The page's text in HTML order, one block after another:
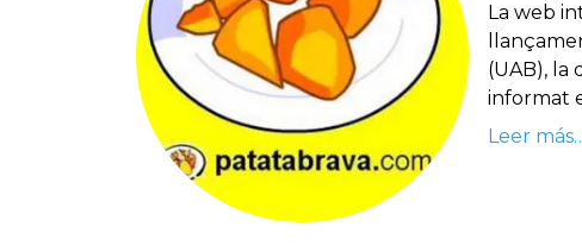
La web
(UAB), la
informat
Leer